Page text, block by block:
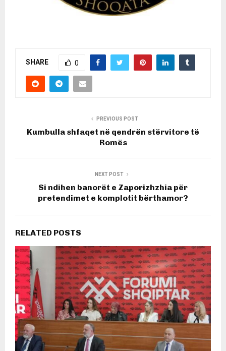
SHARE 0
PREVIOUS POST
Kumbulla shfaqet në qendrën stërvitore të
Romës
NEXT POST
Si ndihen banorët e Zaporizhzhia për
pretendimet e komplotit bërthamor?
RELATED POSTS